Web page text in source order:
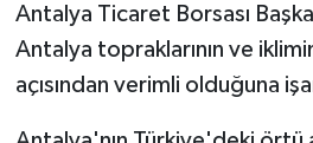
Antalya Ticaret Borsası
Antalya topraklarının ve
açısından verimli olduğuna